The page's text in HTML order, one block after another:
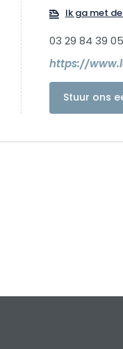
Ik ga met
03 29 84 39 05
Stuur ons